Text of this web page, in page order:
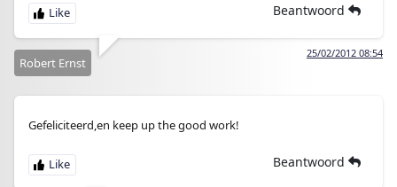
Beantwoord
25/02/2012 08:54
Robert Ernst
Gefeliciteerd,en keep up the good work!
Beantwoord